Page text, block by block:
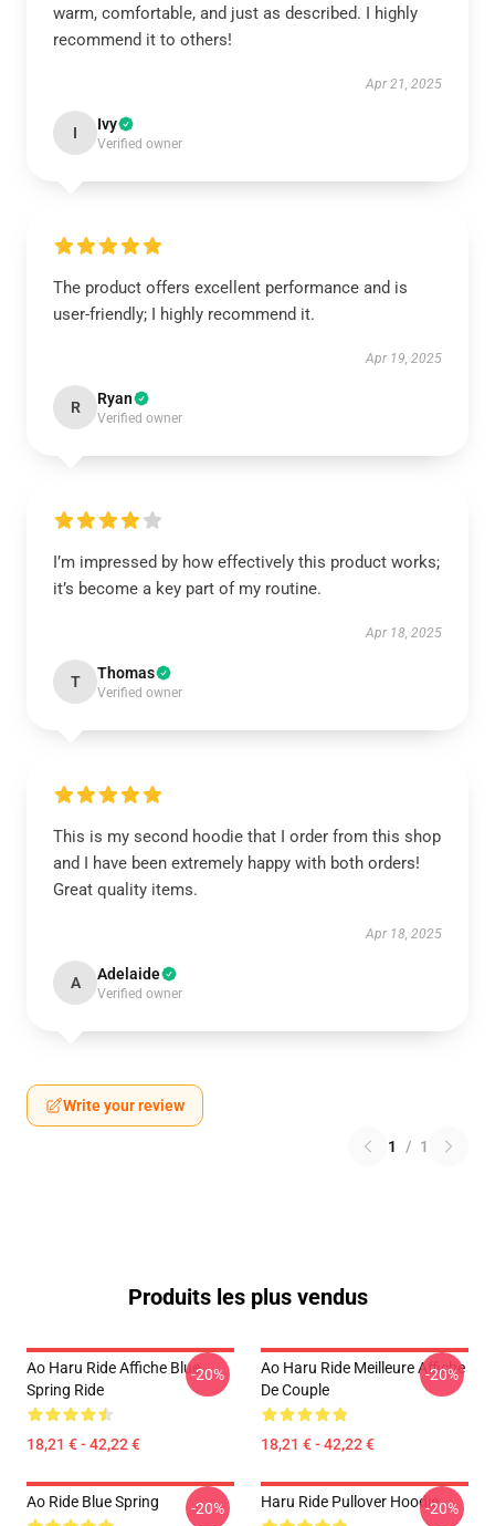
warm, comfortable, and just as described. I highly
recommend it to others!
Apr 21, 2025
I Ivy
Verified owner
The product offers excellent performance and is
user-friendly; I highly recommend it.
Apr 19, 2025
R Ryan
Verified owner
I’m impressed by how effectively this product works;
it’s become a key part of my routine.
Apr 18, 2025
T Thomas
Verified owner
This is my second hoodie that I order from this shop
and I have been extremely happy with both orders!
Great quality items.
Apr 18, 2025
A Adelaide
Verified owner
Write your review
1 / 1
Produits les plus vendus
Ao Haru Ride Affiche Blue
Spring Ride
18,21 € - 42,22 €
-20%
Ao Haru Ride Meilleure Affiche
De Couple
18,21 € - 42,22 €
-20%
Ao Ride Blue Spring -20% Haru Ride Pullover Hoodie-20%